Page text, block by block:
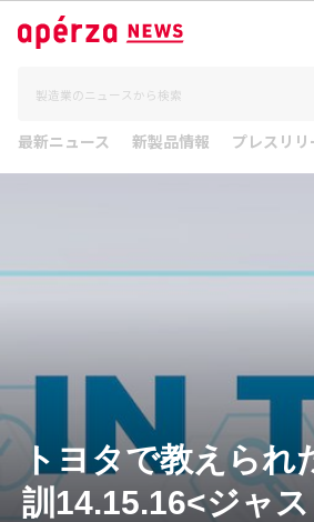
最新ニュース 新製品情報 プレスリリ
トヨタで教えられ
訓14.15.16<ジャ